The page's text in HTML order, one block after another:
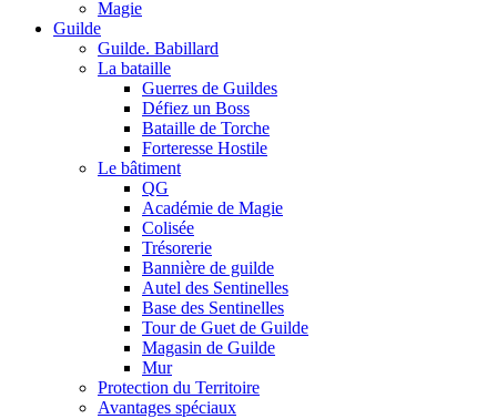
Magie
Guilde
Guilde. Babillard
La bataille
Guerres de Guildes
Défiez un Boss
Bataille de Torche
Forteresse Hostile
Le bâtiment
QG
Académie de Magie
Colisée
Trésorerie
Bannière de guilde
Autel des Sentinelles
Base des Sentinelles
Tour de Guet de Guilde
Magasin de Guilde
Mur
Protection du Territoire
Avantages spéciaux